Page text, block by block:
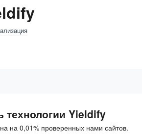
технологии Yieldify
на 0,01% проверенных нами сайтов.